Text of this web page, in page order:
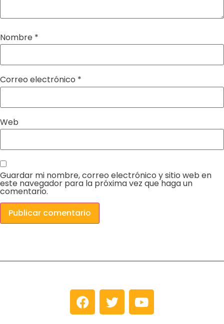
Nombre *
Correo electrónico *
Web
Guardar mi nombre, correo electrónico y sitio web en
este navegador para la próxima vez que haga un
comentario.